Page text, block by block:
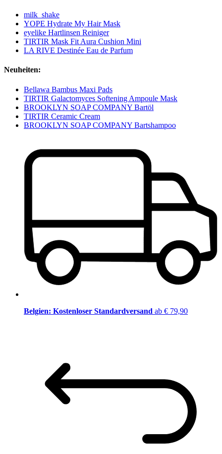
milk_shake
YOPE Hydrate My Hair Mask
eyelike Hartlinsen Reiniger
TIRTIR Mask Fit Aura Cushion Mini
LA RIVE Destinée Eau de Parfum
Neuheiten:
Bellawa Bambus Maxi Pads
TIRTIR Galactomyces Softening Ampoule Mask
BROOKLYN SOAP COMPANY Bartöl
TIRTIR Ceramic Cream
BROOKLYN SOAP COMPANY Bartshampoo
Belgien: Kostenloser Standardversand ab € 79,90